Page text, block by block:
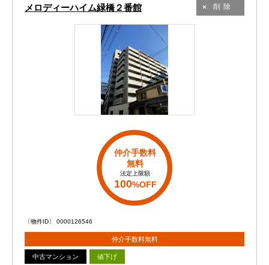
メロディーハイム緑橋２番館 削除
仲介手数料
無料
法定上限額
100%OFF
〔物件ID〕 0000126546
仲介手数料無料
中古マンション 値下げ